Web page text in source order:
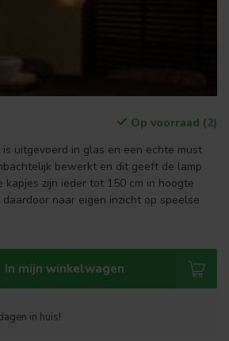
Op voorraad (2)
uitgevoerd in glas en een echte must
bewerkt en dit geeft de lamp
kapjes zijn ieder tot 150 cm in hoogte
naar eigen inzicht op speelse
In mijn winkelwagen
in huis!